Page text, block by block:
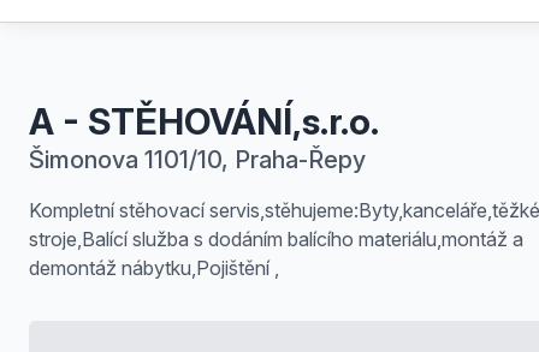
A - STĚHOVÁNÍ,s.r.o.
Šimonova 1101/10, Praha-Řepy
Kompletní stěhovací servis,stěhujeme:Byty,kanceláře,těžké
stroje,Balící služba s dodáním balícího materiálu,montáž a
demontáž nábytku,Pojištění ,